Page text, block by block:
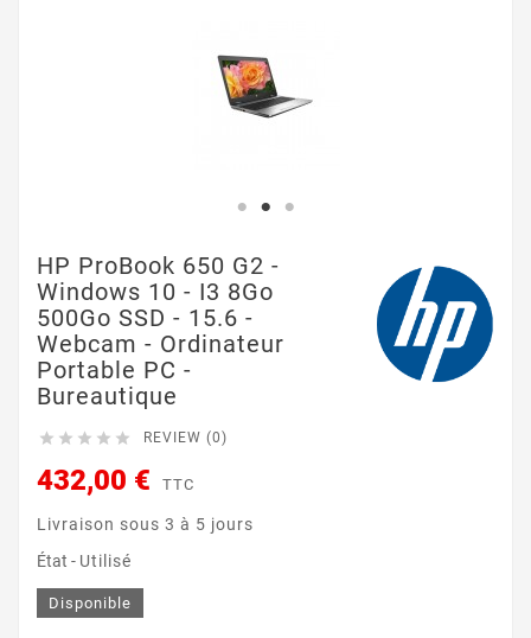
HP ProBook 650 G2 -
Windows 10 - I3 8Go
500Go SSD - 15.6 -
Webcam - Ordinateur
Portable PC -
Bureautique
     REVIEW (0)
432,00 € TTC
Livraison sous 3 à 5 jours
État - Utilisé
Disponible